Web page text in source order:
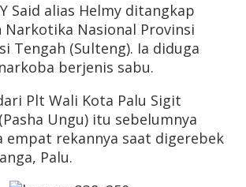
Said alias Helmy ditangkap
Narkotika Nasional Provinsi
Tengah (Sulteng). Ia diduga
berjenis sabu.
Plt Wali Kota Palu Sigit
Ungu) itu sebelumnya
empat rekannya saat digerebek
Palu.